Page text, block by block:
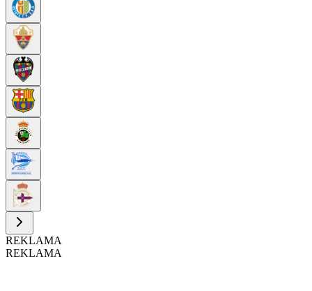
REKLAMA
REKLAMA